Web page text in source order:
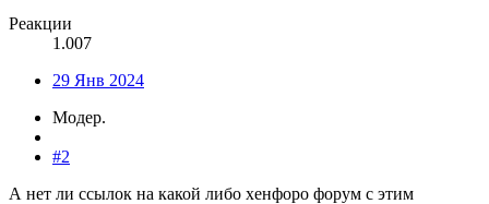
Реакции
1.007
29 Янв 2024
Модер.
#2
А нет ли ссылок на какой либо хенфоро форум с этим